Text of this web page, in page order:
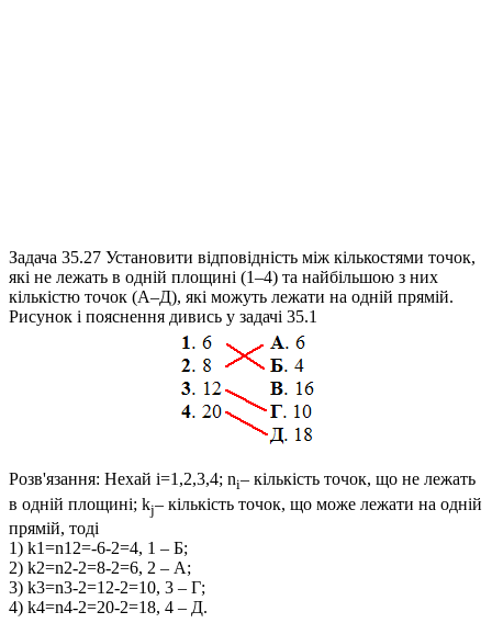
Задача 35.27 Установити відповідність між кількостями точок,
які не лежать в одній площині (1–4) та найбільшою з них
кількістю точок (А–Д), які можуть лежати на одній прямій.
Рисунок і пояснення дивись у задачі 35.1
Розв'язання: Нехай i=1,2,3,4; ni– кількість точок, що не лежать
в одній площині; kj– кількість точок, що може лежати на одній
прямій, тоді
1) k1=n12=-6-2=4, 1 – Б;
2) k2=n2-2=8-2=6, 2 – А;
3) k3=n3-2=12-2=10, 3 – Г;
4) k4=n4-2=20-2=18, 4 – Д.